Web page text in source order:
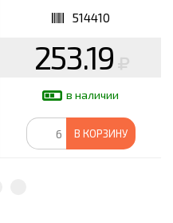
514410
253.19
в наличии
В КОРЗИНУ